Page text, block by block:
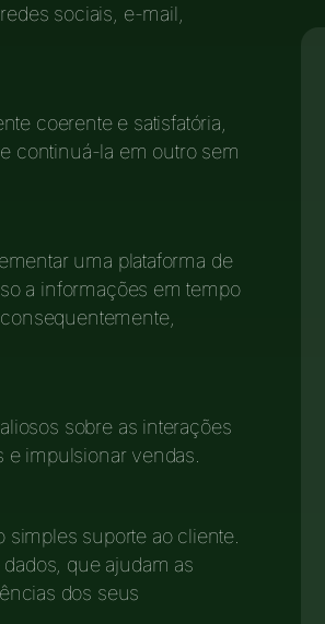
sociais, e-mail,
coerente e satisfatória,
continuá-la em outro sem
uma plataforma de
a informações em tempo
sobre as interações
impulsionar vendas.
suporte ao cliente.
que ajudam as
dos seus